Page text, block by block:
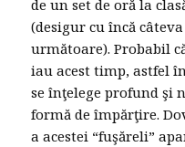
de un set de oră la
(desigur cu încă
următoare). Probabil
iau acest timp, astfel
se înţelege profund şi
formă de împărţire.
a acestei “fuşăreli”